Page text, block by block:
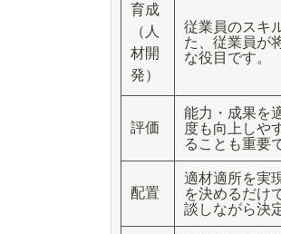
育成
（人
材開
発）
従業員のスキ
た、従業員が
な役目です。
評価
能力・成果を
度も向上しや
ることも重要
配置
適材適所を実
を決めるだけ
談しながら決